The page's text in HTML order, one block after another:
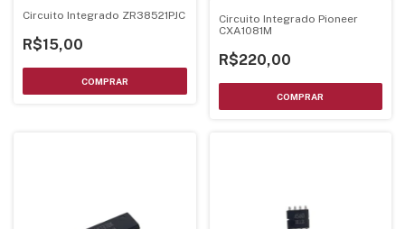
Circuito Integrado ZR38521PJC
R$15,00
Circuito Integrado Pioneer
CXA1081M
R$220,00